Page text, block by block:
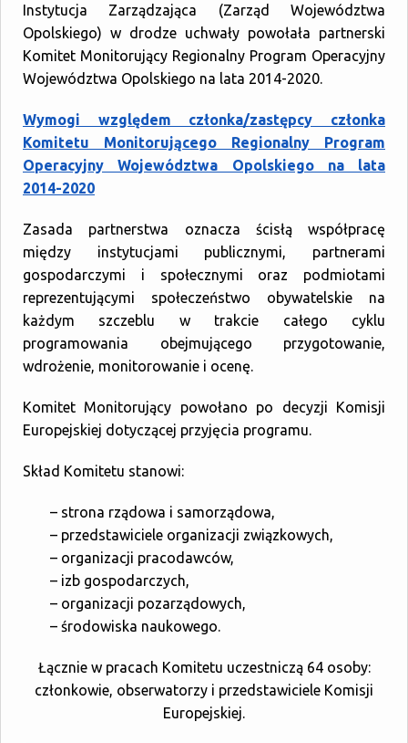
Instytucja Zarządzająca (Zarząd Województwa
Opolskiego) w drodze uchwały powołała partnerski
Komitet Monitorujący Regionalny Program Operacyjny
Województwa Opolskiego na lata 2014-2020.
Wymogi względem członka/zastępcy członka
Komitetu Monitorującego Regionalny Program
Operacyjny Województwa Opolskiego na lata
2014-2020
Zasada partnerstwa oznacza ścisłą współpracę
między instytucjami publicznymi, partnerami
gospodarczymi i społecznymi oraz podmiotami
reprezentującymi społeczeństwo obywatelskie na
każdym szczeblu w trakcie całego cyklu
programowania obejmującego przygotowanie,
wdrożenie, monitorowanie i ocenę.
Komitet Monitorujący powołano po decyzji Komisji
Europejskiej dotyczącej przyjęcia programu.
Skład Komitetu stanowi:
– strona rządowa i samorządowa,
– przedstawiciele organizacji związkowych,
– organizacji pracodawców,
– izb gospodarczych,
– organizacji pozarządowych,
– środowiska naukowego.
Łącznie w pracach Komitetu uczestniczą 64 osoby:
członkowie, obserwatorzy i przedstawiciele Komisji
Europejskiej.